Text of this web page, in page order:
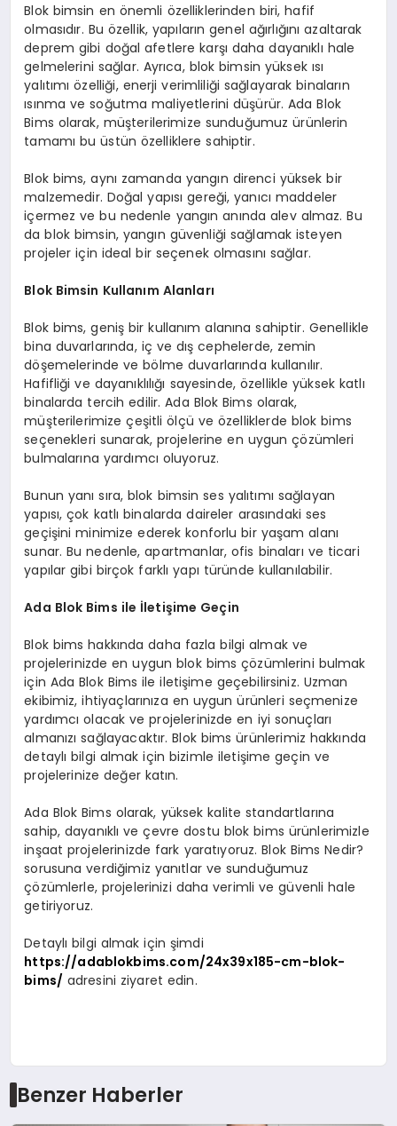
Blok bimsin en önemli özelliklerinden biri, hafif
olmasıdır. Bu özellik, yapıların genel ağırlığını azaltarak
deprem gibi doğal afetlere karşı daha dayanıklı hale
gelmelerini sağlar. Ayrıca, blok bimsin yüksek ısı
yalıtımı özelliği, enerji verimliliği sağlayarak binaların
ısınma ve soğutma maliyetlerini düşürür. Ada Blok
Bims olarak, müşterilerimize sunduğumuz ürünlerin
tamamı bu üstün özelliklere sahiptir.
Blok bims, aynı zamanda yangın direnci yüksek bir
malzemedir. Doğal yapısı gereği, yanıcı maddeler
içermez ve bu nedenle yangın anında alev almaz. Bu
da blok bimsin, yangın güvenliği sağlamak isteyen
projeler için ideal bir seçenek olmasını sağlar.
Blok Bimsin Kullanım Alanları
Blok bims, geniş bir kullanım alanına sahiptir. Genellikle
bina duvarlarında, iç ve dış cephelerde, zemin
döşemelerinde ve bölme duvarlarında kullanılır.
Hafifliği ve dayanıklılığı sayesinde, özellikle yüksek katlı
binalarda tercih edilir. Ada Blok Bims olarak,
müşterilerimize çeşitli ölçü ve özelliklerde blok bims
seçenekleri sunarak, projelerine en uygun çözümleri
bulmalarına yardımcı oluyoruz.
Bunun yanı sıra, blok bimsin ses yalıtımı sağlayan
yapısı, çok katlı binalarda daireler arasındaki ses
geçişini minimize ederek konforlu bir yaşam alanı
sunar. Bu nedenle, apartmanlar, ofis binaları ve ticari
yapılar gibi birçok farklı yapı türünde kullanılabilir.
Ada Blok Bims ile İletişime Geçin
Blok bims hakkında daha fazla bilgi almak ve
projelerinizde en uygun blok bims çözümlerini bulmak
için Ada Blok Bims ile iletişime geçebilirsiniz. Uzman
ekibimiz, ihtiyaçlarınıza en uygun ürünleri seçmenize
yardımcı olacak ve projelerinizde en iyi sonuçları
almanızı sağlayacaktır. Blok bims ürünlerimiz hakkında
detaylı bilgi almak için bizimle iletişime geçin ve
projelerinize değer katın.
Ada Blok Bims olarak, yüksek kalite standartlarına
sahip, dayanıklı ve çevre dostu blok bims ürünlerimizle
inşaat projelerinizde fark yaratıyoruz. Blok Bims Nedir?
sorusuna verdiğimiz yanıtlar ve sunduğumuz
çözümlerle, projelerinizi daha verimli ve güvenli hale
getiriyoruz.
Detaylı bilgi almak için şimdi
https://adablokbims.com/24x39x185-cm-blok-
bims/adresini ziyaret edin.
Benzer Haberler